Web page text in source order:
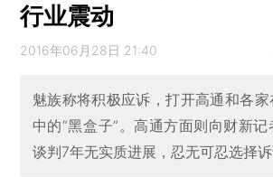
行业震动
2016年06月28日 21:40
魅族称将积极应诉，打开高通和各
中的“黑盒子”。高通方面则向财新
谈判7年无实质进展，忍无可忍选择